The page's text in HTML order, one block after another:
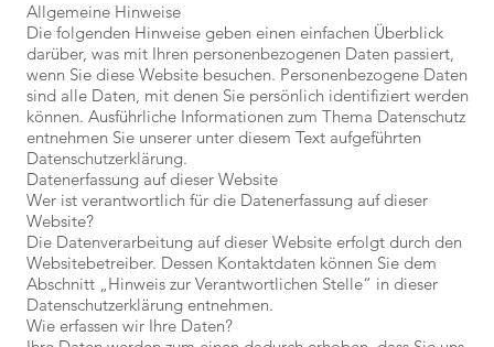
Allgemeine Hinweise
Die folgenden Hinweise geben einen einfachen Überblick
darüber, was mit Ihren personenbezogenen Daten passiert,
wenn Sie diese Website besuchen. Personenbezogene Daten
sind alle Daten, mit denen Sie persönlich identifiziert werden
können. Ausführliche Informationen zum Thema Datenschutz
entnehmen Sie unserer unter diesem Text aufgeführten
Datenschutzerklärung.
Datenerfassung auf dieser Website
Wer ist verantwortlich für die Datenerfassung auf dieser
Website?
Die Datenverarbeitung auf dieser Website erfolgt durch den
Websitebetreiber. Dessen Kontaktdaten können Sie dem
Abschnitt „Hinweis zur Verantwortlichen Stelle“ in dieser
Datenschutzerklärung entnehmen.
Wie erfassen wir Ihre Daten?